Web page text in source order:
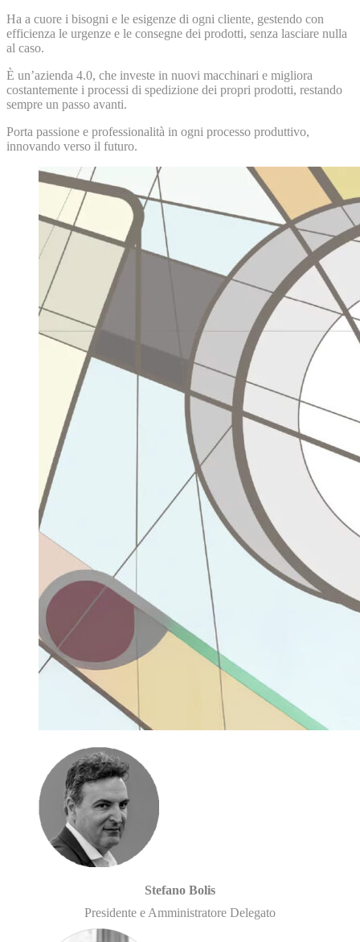
Ha a cuore i bisogni e le esigenze di ogni cliente, gestendo con
efficienza le urgenze e le consegne dei prodotti, senza lasciare nulla
al caso.
È un’azienda 4.0, che investe in nuovi macchinari e migliora
costantemente i processi di spedizione dei propri prodotti, restando
sempre un passo avanti.
Porta passione e professionalità in ogni processo produttivo,
innovando verso il futuro.
Stefano Bolis
Presidente e Amministratore Delegato